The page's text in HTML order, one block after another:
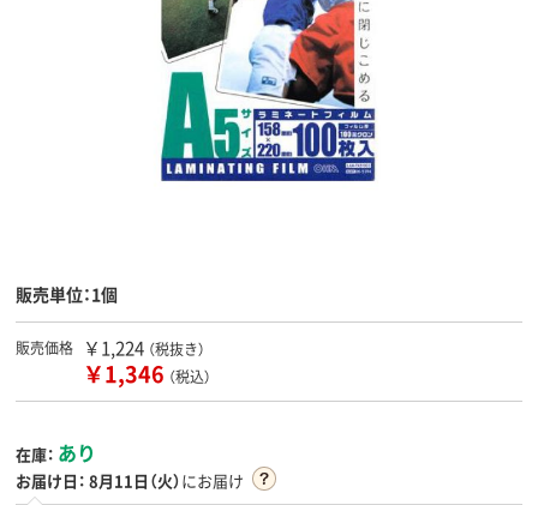
販売単位：1個
販売価格 ￥1,224 （税抜き）
￥1,346 （税込）
在庫： あり
お届け日： 8月11日（火）にお届け